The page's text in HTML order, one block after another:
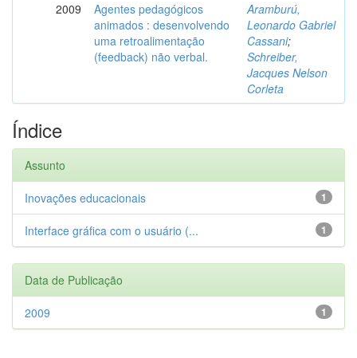
2009
Agentes pedagógicos
animados : desenvolvendo
uma retroalimentação
(feedback) não verbal.
Aramburú,
Leonardo Gabriel
Cassani;
Schreiber,
Jacques Nelson
Corleta
Índice
Assunto
1
Inovações educacionais
1
Interface gráfica com o usuário (...
Data de Publicação
1
2009